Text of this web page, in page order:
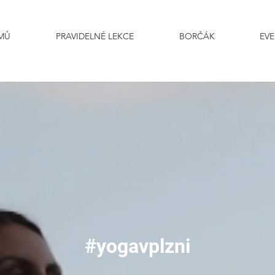
PRAVIDELNÉ LEKCE BORČÁK
#yogavplzni